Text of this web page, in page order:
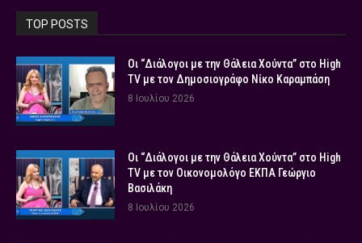
TOP POSTS
Οι “Διάλογοι με την Θάλεια Χούντα” στο High
TV με τον Δημοσιογράφο Νίκο Καραμπάση
8 Ιουλίου 2026
Οι “Διάλογοι με την Θάλεια Χούντα” στο High
TV με τον Οικονομολόγο ΕΚΠΑ Γεώργιο
Βασιλάκη
8 Ιουλίου 2026